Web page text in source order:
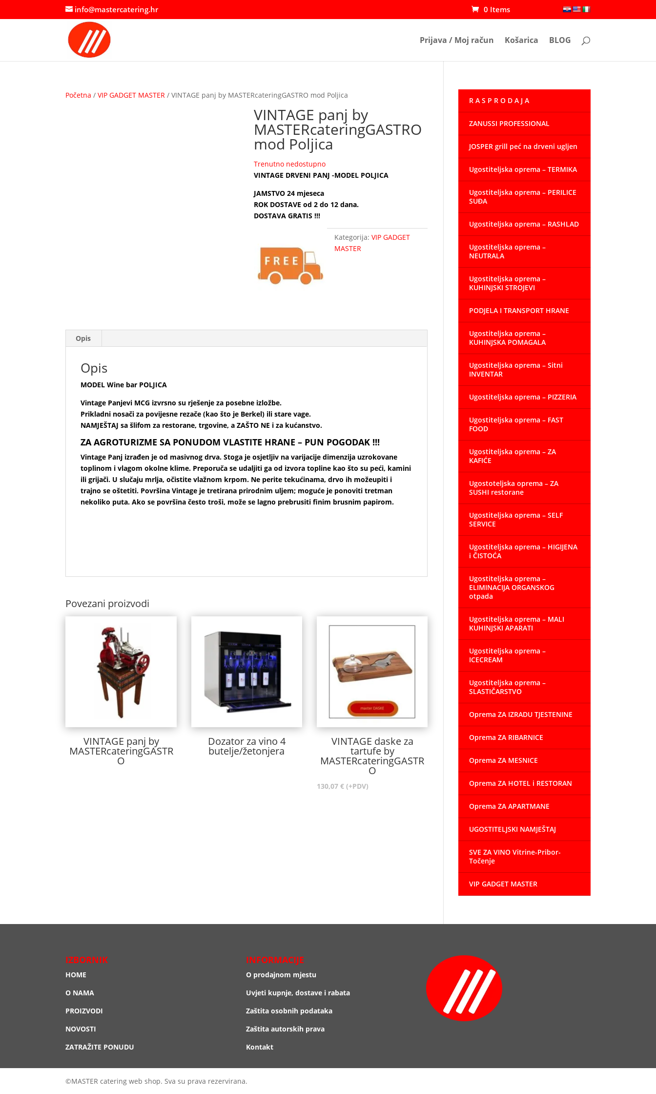
info@mastercatering.hr 0 Items
Prijava / Moj račun Košarica BLOG
Početna /VIP GADGET MASTER / VINTAGE panj by MASTERcateringGASTRO mod Poljica
VINTAGE panj by
MASTERcateringGASTRO
mod Poljica
Trenutno nedostupno
VINTAGE DRVENI PANJ -MODEL POLJICA
JAMSTVO 24 mjeseca
ROK DOSTAVE od 2 do 12 dana.
DOSTAVA GRATIS !!!
Kategorija:VIP GADGET
MASTER
Opis
Opis
MODEL Wine bar POLJICA
Vintage Panjevi MCG izvrsno su rješenje za posebne izložbe.
Prikladni nosači za povijesne rezače (kao što je Berkel) ili stare vage.
NAMJEŠTAJ sa šlifom za restorane, trgovine, a ZAŠTO NE i za kućanstvo.
ZA AGROTURIZME SA PONUDOM VLASTITE HRANE – PUN POGODAK !!!
Vintage Panj izrađen je od masivnog drva. Stoga je osjetljiv na varijacije dimenzija uzrokovane
toplinom i vlagom okolne klime. Preporuča se udaljiti ga od izvora topline kao što su peći, kamini
ili grijači. U slučaju mrlja, očistite vlažnom krpom. Ne perite tekućinama, drvo ih možeupiti i
trajno se oštetiti. Površina Vintage je tretirana prirodnim uljem; moguće je ponoviti tretman
nekoliko puta. Ako se površina često troši, može se lagno prebrusiti finim brusnim papirom.
Povezani proizvodi
VINTAGE panj by
MASTERcateringGASTR
O
Dozator za vino 4
butelje/žetonjera
VINTAGE daske za
tartufe by
MASTERcateringGASTR
O
130,07 € (+PDV)
R A S P R O D A J A
ZANUSSI PROFESSIONAL
JOSPER grill peć na drveni ugljen
Ugostiteljska oprema – TERMIKA
Ugostiteljska oprema – PERILICE
SUĐA
Ugostiteljska oprema – RASHLAD
Ugostiteljska oprema –
NEUTRALA
Ugostiteljska oprema –
KUHINJSKI STROJEVI
PODJELA I TRANSPORT HRANE
Ugostiteljska oprema –
KUHINJSKA POMAGALA
Ugostiteljska oprema – Sitni
INVENTAR
Ugostiteljska oprema – PIZZERIA
Ugostiteljska oprema – FAST
FOOD
Ugostiteljska oprema – ZA
KAFIĆE
Ugostoteljska oprema – ZA
SUSHI restorane
Ugostiteljska oprema – SELF
SERVICE
Ugostiteljska oprema – HIGIJENA
i ČISTOĆA
Ugostiteljska oprema –
ELIMINACIJA ORGANSKOG
otpada
Ugostiteljska oprema – MALI
KUHINJSKI APARATI
Ugostiteljska oprema –
ICECREAM
Ugostiteljska oprema –
SLASTIČARSTVO
Oprema ZA IZRADU TJESTENINE
Oprema ZA RIBARNICE
Oprema ZA MESNICE
Oprema ZA HOTEL i RESTORAN
Oprema ZA APARTMANE
UGOSTITELJSKI NAMJEŠTAJ
SVE ZA VINO Vitrine-Pribor-
Točenje
VIP GADGET MASTER
IZBORNIK
HOME
O NAMA
PROIZVODI
NOVOSTI
ZATRAŽITE PONUDU
INFORMACIJE
O prodajnom mjestu
Uvjeti kupnje, dostave i rabata
Zaštita osobnih podataka
Zaštita autorskih prava
Kontakt
©MASTER catering web shop. Sva su prava rezervirana.